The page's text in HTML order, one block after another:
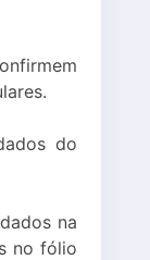
do
na
no fólio